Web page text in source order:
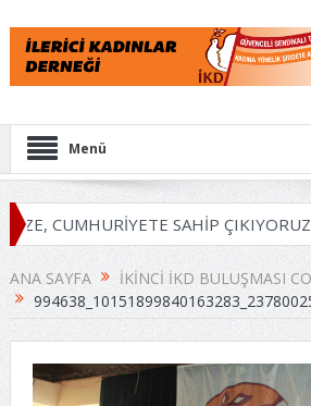
Menü
CUMHURİYETE SAHİP ÇIKIYORUZ!
ANA SAYFA
İKINCI İKD BULUŞMASI